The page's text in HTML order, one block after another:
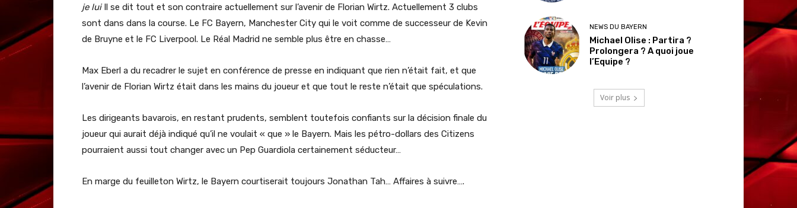
je luiIl se dit tout et son contraire actuellement sur l’avenir de Florian Wirtz. Actuellement 3 clubs
sont dans dans la course. Le FC Bayern, Manchester City qui le voit comme de successeur de Kevin
de Bruyne et le FC Liverpool. Le Réal Madrid ne semble plus être en chasse…
Max Eberl a du recadrer le sujet en conférence de presse en indiquant que rien n’était fait, et que
l’avenir de Florian Wirtz était dans les mains du joueur et que tout le reste n’était que spéculations.
Les dirigeants bavarois, en restant prudents, semblent toutefois confiants sur la décision finale du
joueur qui aurait déjà indiqué qu’il ne voulait « que » le Bayern. Mais les pétro-dollars des Citizens
pourraient aussi tout changer avec un Pep Guardiola certainement séducteur…
En marge du feuilleton Wirtz, le Bayern courtiserait toujours Jonathan Tah… Affaires à suivre….
NEWS DU BAYERN
Michael Olise : Partira ?
Prolongera ? A quoi joue
l’Equipe ?
Voir plus